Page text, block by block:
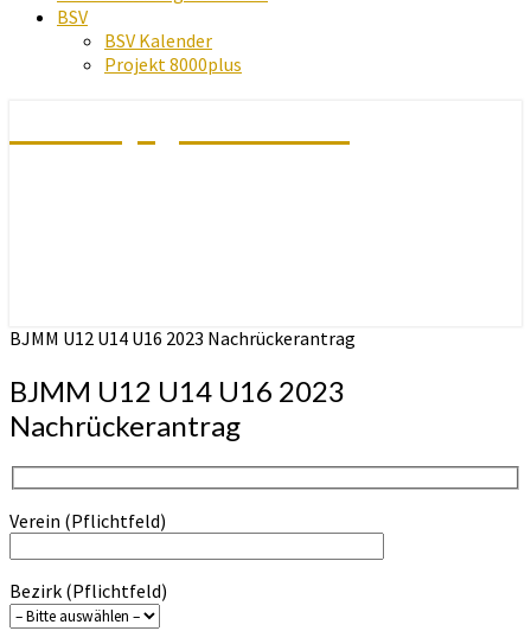
BSV
BSV Kalender
Projekt 8000plus
BJMM U12 U14 U16 2023 Nachrückerantrag
BJMM U12 U14 U16 2023
Nachrückerantrag
Verein (Pflichtfeld)
Bezirk (Pflichtfeld)